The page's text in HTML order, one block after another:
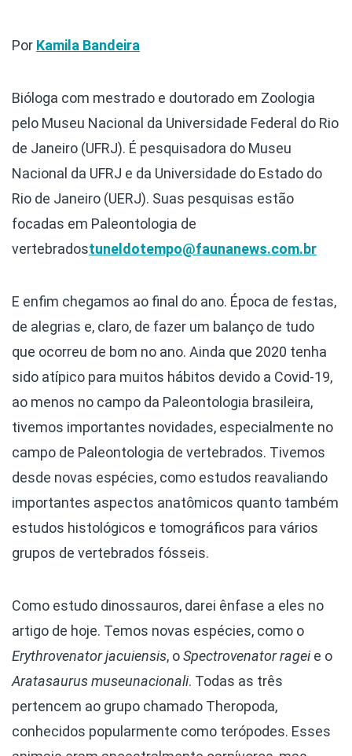
Por Kamila Bandeira
Bióloga com mestrado e doutorado em Zoologia
pelo Museu Nacional da Universidade Federal do Rio
de Janeiro (UFRJ). É pesquisadora do Museu
Nacional da UFRJ e da Universidade do Estado do
Rio de Janeiro (UERJ). Suas pesquisas estão
focadas em Paleontologia de
vertebradostuneldotempo@faunanews.com.br
E enfim chegamos ao final do ano. Época de festas,
de alegrias e, claro, de fazer um balanço de tudo
que ocorreu de bom no ano. Ainda que 2020 tenha
sido atípico para muitos hábitos devido a Covid-19,
ao menos no campo da Paleontologia brasileira,
tivemos importantes novidades, especialmente no
campo de Paleontologia de vertebrados. Tivemos
desde novas espécies, como estudos reavaliando
importantes aspectos anatômicos quanto também
estudos histológicos e tomográficos para vários
grupos de vertebrados fósseis.
Como estudo dinossauros, darei ênfase a eles no
artigo de hoje. Temos novas espécies, como o
Erythrovenator jacuiensis, oSpectrovenator rageie o
Aratasaurus museunacionali. Todas as três
pertencem ao grupo chamado Theropoda,
conhecidos popularmente como terópodes. Esses